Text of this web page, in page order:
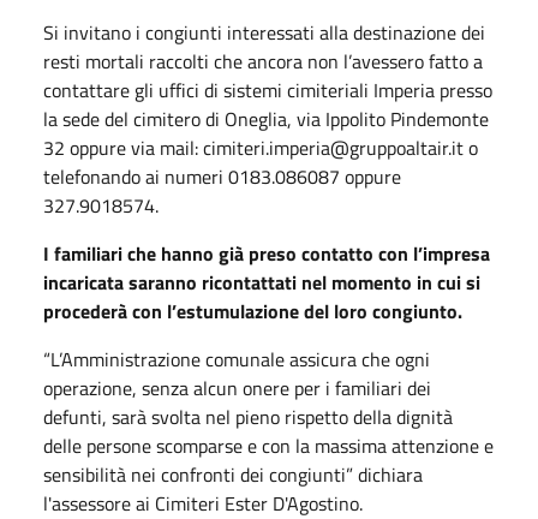
Si invitano i congiunti interessati alla destinazione dei
resti mortali raccolti che ancora non l’avessero fatto a
contattare gli uffici di sistemi cimiteriali Imperia presso
la sede del cimitero di Oneglia, via Ippolito Pindemonte
32 oppure via mail: cimiteri.imperia@gruppoaltair.it o
telefonando ai numeri 0183.086087 oppure
327.9018574.
I familiari che hanno già preso contatto con l’impresa
incaricata saranno ricontattati nel momento in cui si
procederà con l’estumulazione del loro congiunto.
“L’Amministrazione comunale assicura che ogni
operazione, senza alcun onere per i familiari dei
defunti, sarà svolta nel pieno rispetto della dignità
delle persone scomparse e con la massima attenzione e
sensibilità nei confronti dei congiunti” dichiara
l'assessore ai Cimiteri Ester D'Agostino.